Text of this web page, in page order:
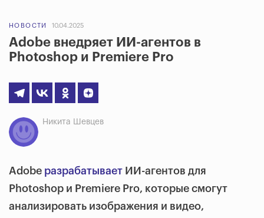
НОВОСТИ 10.04.2025
Adobe внедряет ИИ-агентов в
Photoshop и Premiere Pro
Никита Шевцев
Adobe разрабатывает ИИ-агентов для
Photoshop и Premiere Pro, которые смогут
анализировать изображения и видео,